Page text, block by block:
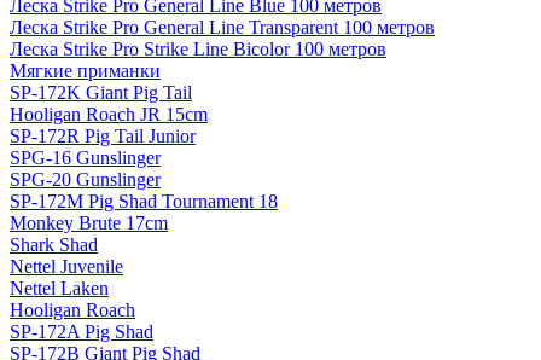
Леска Strike Pro General Line Blue 100 метров
Леска Strike Pro General Line Transparent 100 метров
Леска Strike Pro Strike Line Bicolor 100 метров
Мягкие приманки
SP-172K Giant Pig Tail
Hooligan Roach JR 15cm
SP-172R Pig Tail Junior
SPG-16 Gunslinger
SPG-20 Gunslinger
SP-172M Pig Shad Tournament 18
Monkey Brute 17cm
Shark Shad
Nettel Juvenile
Nettel Laken
Hooligan Roach
SP-172A Pig Shad
SP-172B Giant Pig Shad